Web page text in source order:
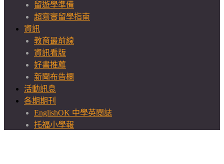
留遊學準備
超寫實留學指南
資訊
教育最前線
資訊看版
好書推薦
新聞布告欄
活動訊息
各期期刊
EnglishOK 中學英閱誌
托福小學報